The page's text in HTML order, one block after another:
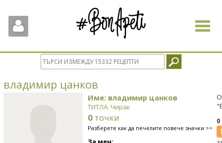
Toggle
владимир цанков
Име: владимир цанков
ТИТЛА: Чирак
0 точки
Разберете как да печелите повече значки >>